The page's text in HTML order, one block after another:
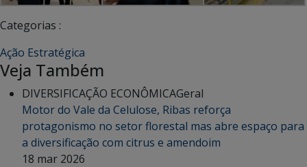
Categorias :
Ação Estratégica
Veja Também
DIVERSIFICAÇÃO ECONÔMICAGeral
Motor do Vale da Celulose, Ribas reforça
protagonismo no setor florestal mas abre espaço para
a diversificação com citrus e amendoim
18 mar 2026